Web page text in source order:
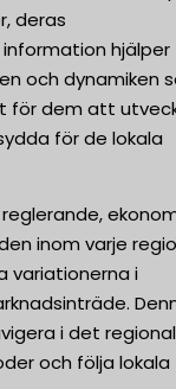
deras
hjälper
och dynamiken
för dem att
för de lokala
inom varje
variationerna i
i det
och följa lokala